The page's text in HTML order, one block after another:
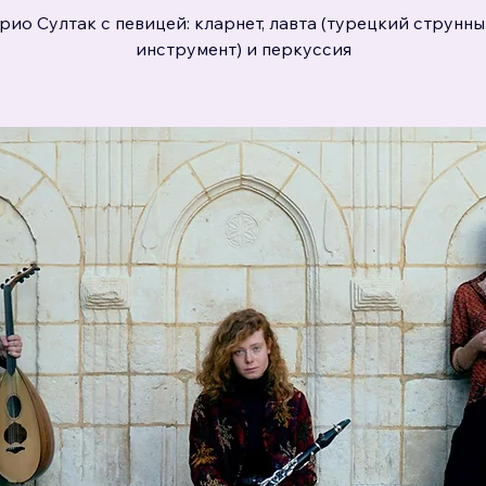
Султак с певицей: кларнет, лавта (турецкий
инструмент) и перкуссия